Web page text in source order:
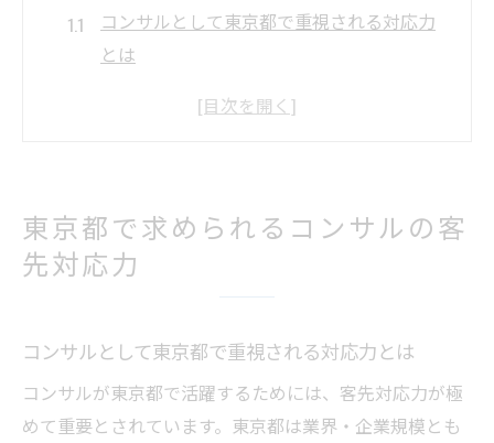
コンサルとして東京都で重視される対応力
とは
コンサルが東京都の多様な企業に対応する
ポイント
コンサル現場で活きる客先対応スキルの磨
東京都で求められるコンサルの客
先対応力
コンサルとして東京都で重視される対応力とは
コンサルが東京都で活躍するためには、客先対応力が極
めて重要とされています。東京都は業界・企業規模とも